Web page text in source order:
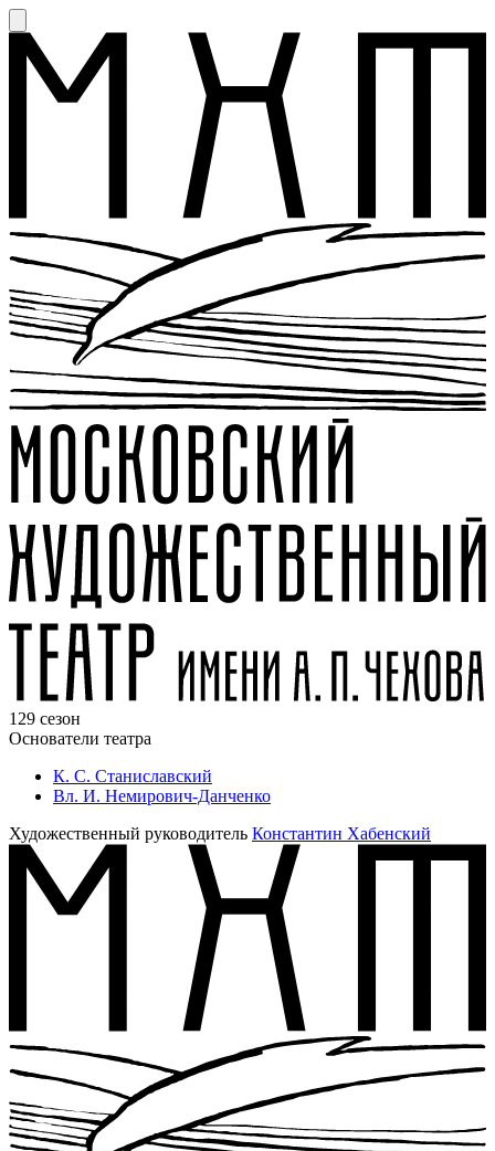
129 сезон
Основатели театра
К. С. Станиславский
Вл. И. Немирович-Данченко
Художественный руководитель Константин Хабенский